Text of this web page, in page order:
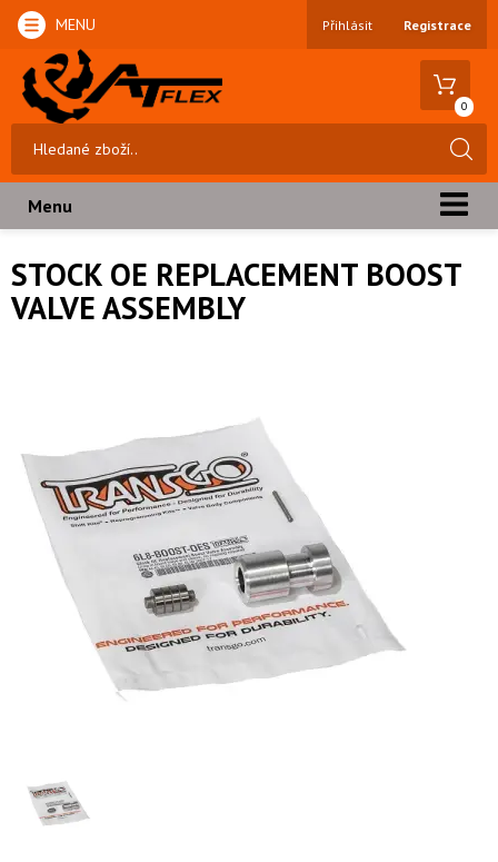
MENU Přihlásit Registrace
0
Menu
STOCK OE REPLACEMENT BOOST
VALVE ASSEMBLY